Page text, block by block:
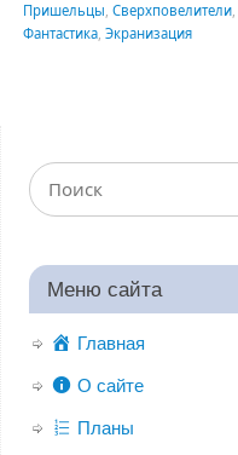
Пришельцы, Сверхповелители,
Фантастика, Экранизация
Меню сайта
Главная
О сайте
Планы